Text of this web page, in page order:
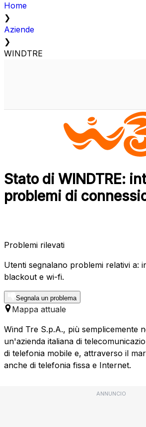
Home
❯
Aziende
❯
WINDTRE
Stato di WINDTRE:
problemi di
Problemi rilevati
Utenti segnalano problemi relativi a:
blackout e wi-fi.
Segnala un problema
Mappa attuale
Wind Tre S.p.A., più semplicemente
un'azienda italiana di
di telefonia mobile e, attraverso il
anche di telefonia fissa e Internet.
ANNUNCIO